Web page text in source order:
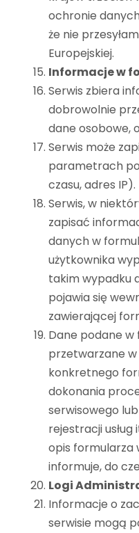
ochronie
że nie
Europejskiej.
Informacje w
Serwis zbiera
dobrowolnie
dane osobowe,
Serwis może
parametrach
czasu, adres IP).
Serwis, w
zapisać
danych w
użytkownika
takim wypadku
pojawia się
zawierającej
Dane podane w
przetwarzane
konkretnego
dokonania
serwisowego
rejestracji
opis formularza
informuje, do
Logi
Informacje o
serwisie mogą